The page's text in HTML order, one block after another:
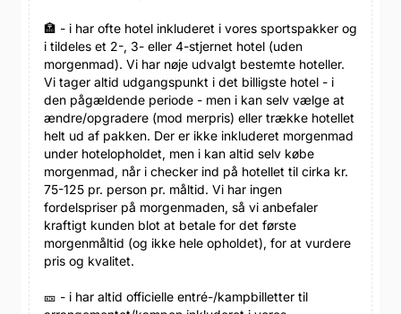
🏣 - i har ofte hotel inkluderet i vores sportspakker og
i tildeles et 2-, 3- eller 4-stjernet hotel (uden
morgenmad). Vi har nøje udvalgt bestemte hoteller.
Vi tager altid udgangspunkt i det billigste hotel - i
den pågældende periode - men i kan selv vælge at
ændre/opgradere (mod merpris) eller trække hotellet
helt ud af pakken. Der er ikke inkluderet morgenmad
under hotelopholdet, men i kan altid selv købe
morgenmad, når i checker ind på hotellet til cirka kr.
75-125 pr. person pr. måltid. Vi har ingen
fordelspriser på morgenmaden, så vi anbefaler
kraftigt kunden blot at betale for det første
morgenmåltid (og ikke hele opholdet), for at vurdere
pris og kvalitet.
🎫 - i har altid officielle entré-/kampbilletter til